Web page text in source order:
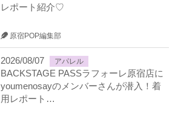
レポート紹介♡
原宿POP編集部
2026/08/07 アパレル
BACKSTAGE PASSラフォーレ原宿店に
youmenosayのメンバーさんが潜入！着
用レポート…